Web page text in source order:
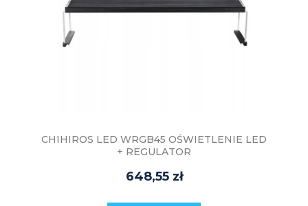
CHIHIROS LED WRGB45 OŚWIETLENIE LED
+ REGULATOR
648,55 zł